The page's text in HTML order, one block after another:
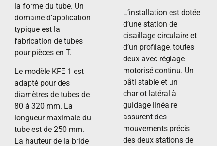
la forme du tube. Un
domaine d’application
typique est la
fabrication de tubes
pour pièces en T.
Le modèle KFE 1 est
adapté pour des
diamètres de tubes de
80 à 320 mm. La
longueur maximale du
tube est de 250 mm.
La hauteur de la bride
L’installation est dotée
d’une station de
cisaillage circulaire et
d’un profilage, toutes
deux avec réglage
motorisé continu. Un
bâti stable et un
chariot latéral à
guidage linéaire
assurent des
mouvements précis
des deux stations de